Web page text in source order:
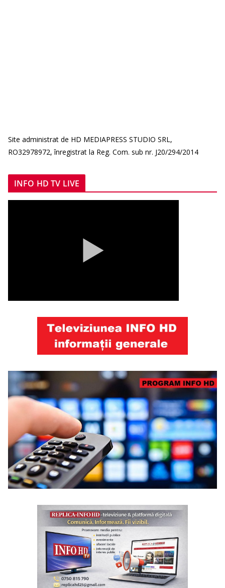
Site administrat de HD MEDIAPRESS STUDIO SRL,
RO32978972, înregistrat la Reg. Com. sub nr. J20/294/2014
INFO HD TV LIVE